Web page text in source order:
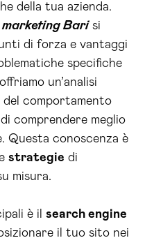
della tua azienda.
Barisi
di forza e vantaggi
specifiche
un’analisi
comportamento
comprendere meglio
Questa conoscenza è
strategie di
misura.
è il search engine
il tuo sito nei